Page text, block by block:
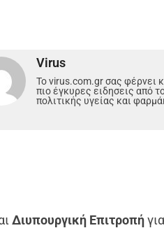
Virus
Το virus.com.gr σας φέρνει
πιο έγκυρες ειδησεις από
πολιτικής υγείας και
Διυπουργική Επιτροπή